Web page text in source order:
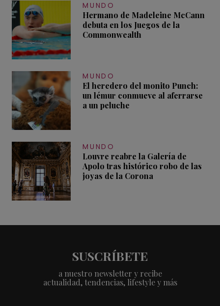
MUNDO
Hermano de Madeleine McCann
debuta en los Juegos de la
Commonwealth
MUNDO
El heredero del monito Punch:
un lémur conmueve al aferrarse
a un peluche
MUNDO
Louvre reabre la Galería de
Apolo tras histórico robo de las
joyas de la Corona
SUSCRÍBETE
a nuestro newsletter y recibe
actualidad, tendencias, lifestyle y más